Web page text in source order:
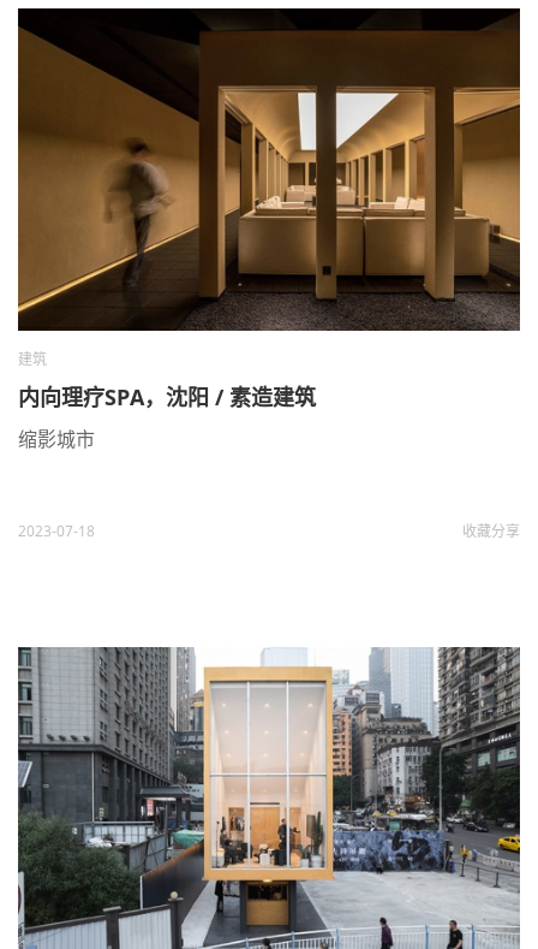
建筑
内向理疗SPA，沈阳 / 素造建筑
缩影城市
2023-07-18 收藏分享